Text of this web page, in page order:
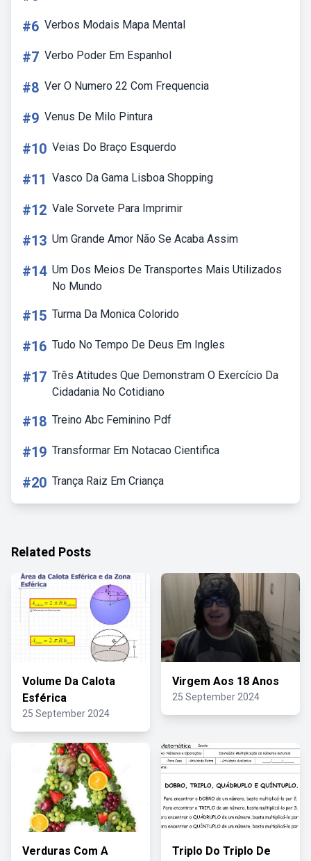
#6 Verbos Modais Mapa Mental
#7 Verbo Poder Em Espanhol
#8 Ver O Numero 22 Com Frequencia
#9 Venus De Milo Pintura
#10 Veias Do Braço Esquerdo
#11 Vasco Da Gama Lisboa Shopping
#12 Vale Sorvete Para Imprimir
#13 Um Grande Amor Não Se Acaba Assim
#14 Um Dos Meios De Transportes Mais Utilizados
No Mundo
#15 Turma Da Monica Colorido
#16 Tudo No Tempo De Deus Em Ingles
#17 Três Atitudes Que Demonstram O Exercício Da
Cidadania No Cotidiano
#18 Treino Abc Feminino Pdf
#19 Transformar Em Notacao Cientifica
#20 Trança Raiz Em Criança
Related Posts
Volume Da Calota
Esférica
25 September 2024
Virgem Aos 18 Anos
25 September 2024
Verduras Com A Triplo Do Triplo De